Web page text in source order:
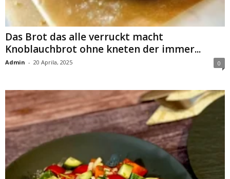
Das Brot das alle verruckt macht
Knoblauchbrot ohne kneten der immer...
Admin - 20 Aprila, 2025 0